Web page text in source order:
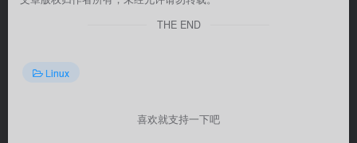
THE END
Linux
喜欢就支持一下吧